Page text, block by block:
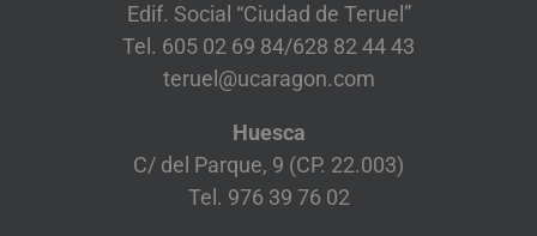
Edif. Social “Ciudad de Teruel”
Tel. 605 02 69 84/628 82 44 43
teruel@ucaragon.com
Huesca
C/ del Parque, 9 (CP. 22.003)
Tel. 976 39 76 02